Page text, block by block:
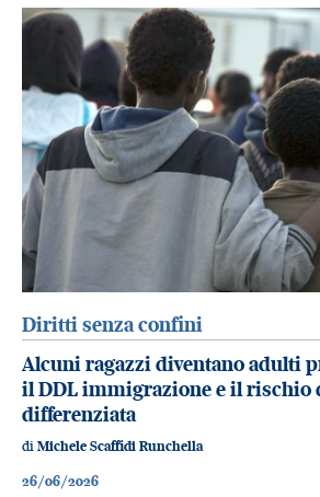
Diritti senza confini
Alcuni ragazzi diventano adulti
il DDL immigrazione e il rischio
differenziata
di Michele Scaffidi Runchella
26/06/2026